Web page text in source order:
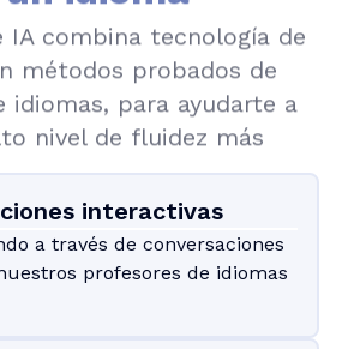
IA combina tecnología de
métodos probados de
idiomas, para ayudarte a
nivel de fluidez más
interactivas
a través de conversaciones
profesores de idiomas